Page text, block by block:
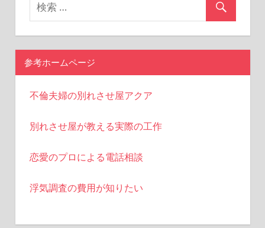
ビ
ゲ
ー
シ
ョ
ン
参考ホームページ
不倫夫婦の別れさせ屋アクア
別れさせ屋が教える実際の工作
恋愛のプロによる電話相談
浮気調査の費用が知りたい